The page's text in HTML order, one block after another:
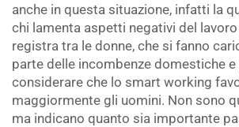
anche in questa situazione, infatti la
chi lamenta aspetti negativi del
registra tra le donne, che si fanno
parte delle incombenze domestiche
considerare che lo smart working
maggiormente gli uomini. Non sono
ma indicano quanto sia importante